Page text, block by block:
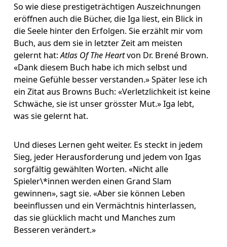
So wie diese prestigeträchtigen Auszeichnungen
eröffnen auch die Bücher, die Iga liest, ein Blick in
die Seele hinter den Erfolgen. Sie erzählt mir vom
Buch, aus dem sie in letzter Zeit am meisten
gelernt hat: Atlas Of The Heart von Dr. Brené Brown.
«Dank diesem Buch habe ich mich selbst und
meine Gefühle besser verstanden.» Später lese ich
ein Zitat aus Browns Buch: «Verletzlichkeit ist keine
Schwäche, sie ist unser grösster Mut.» Iga lebt,
was sie gelernt hat.
Und dieses Lernen geht weiter. Es steckt in jedem
Sieg, jeder Herausforderung und jedem von Igas
sorgfältig gewählten Worten. «Nicht alle
Spieler\*innen werden einen Grand Slam
gewinnen», sagt sie. «Aber sie können Leben
beeinflussen und ein Vermächtnis hinterlassen,
das sie glücklich macht und Manches zum
Besseren verändert.»